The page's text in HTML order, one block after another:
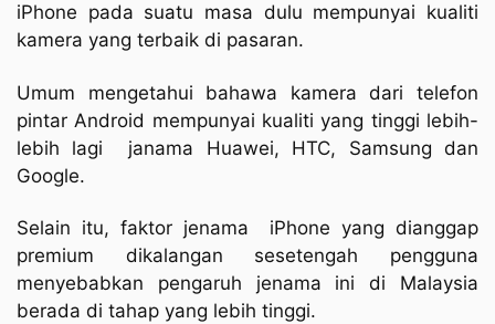
iPhone pada suatu masa dulu mempunyai kualiti
kamera yang terbaik di pasaran.
Umum mengetahui bahawa kamera dari telefon
pintar Android mempunyai kualiti yang tinggi lebih-
lebih lagi janama Huawei, HTC, Samsung dan
Google.
Selain itu, faktor jenama iPhone yang dianggap
premium dikalangan sesetengah pengguna
menyebabkan pengaruh jenama ini di Malaysia
berada di tahap yang lebih tinggi.